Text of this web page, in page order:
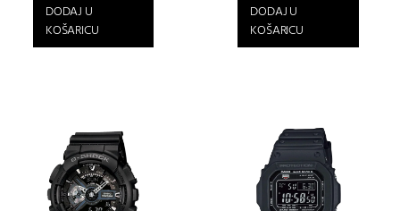
DODAJ U
KOŠARICU
DODAJ U
KOŠARICU